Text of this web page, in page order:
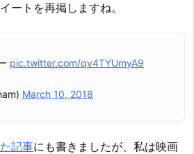
ートを再掲しますね。
pic.twitter.com/qv4TYUmyA9
March 10, 2018
記事にも書きましたが、私は映画